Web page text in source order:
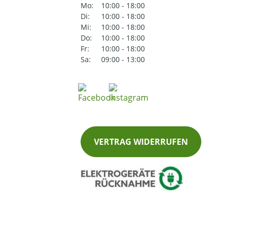
Mo:
10:00 - 18:00
Di:
10:00 - 18:00
Mi:
10:00 - 18:00
Do:
10:00 - 18:00
Fr:
10:00 - 18:00
Sa:
09:00 - 13:00
VERTRAG WIDERRUFEN